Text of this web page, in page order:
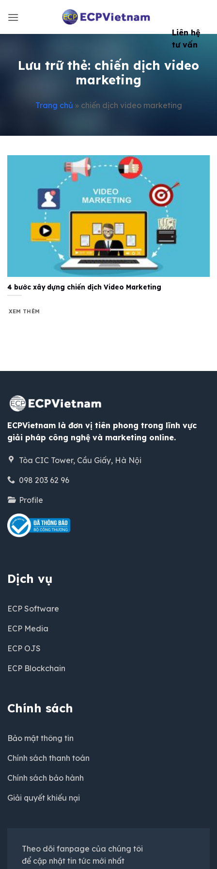
qua
Liên hệ
tư vấn
Lưu trữ thẻ: chiến dịch video
marketing
Trang chủ » chiến dịch video marketing
4 bước xây dựng chiến dịch Video Marketing
XEM THÊM
ECPVietnam là đơn vị tiên phong trong lĩnh vực
giải pháp công nghệ và marketing online.
Tòa CIC Tower, Cầu Giấy, Hà Nội
098 203 62 96
Profile
Dịch vụ
ECP Software
ECP Media
ECP OJS
ECP Blockchain
Chính sách
Bảo mật thông tin
Chính sách thanh toán
Chính sách bảo hành
Giải quyết khiếu nại
Theo dõi fanpage của chúng tôi
để cập nhật tin tức mới nhất